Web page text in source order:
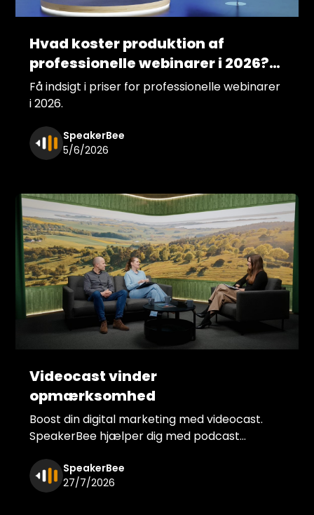
Hvad koster produktion af
professionelle webinarer i 2026?
Prisguide og formater
Få indsigt i priser for professionelle webinarer
i 2026.
SpeakerBee
5/6/2026
Videocast vinder
opmærksomhed
Boost din digital marketing med videocast.
SpeakerBee hjælper dig med podcast
underholdende content til SOME.
SpeakerBee
27/7/2026